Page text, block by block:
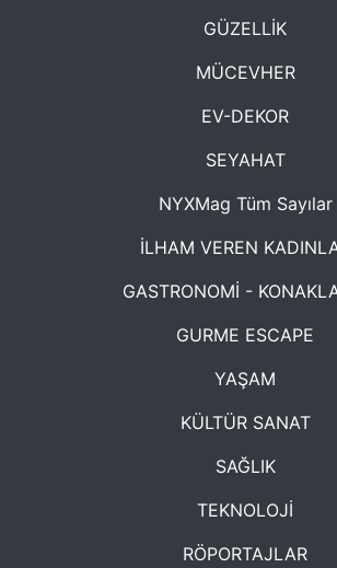
GÜZELLİK
MÜCEVHER
EV-DEKOR
SEYAHAT
NYXMag Tüm Sayılar
İLHAM VEREN
GASTRONOMİ -
GURME ESCAPE
YAŞAM
KÜLTÜR SANAT
SAĞLIK
TEKNOLOJİ
RÖPORTAJLAR